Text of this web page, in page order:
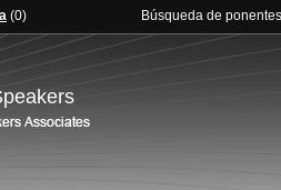
(0) Búsqueda de ponentes